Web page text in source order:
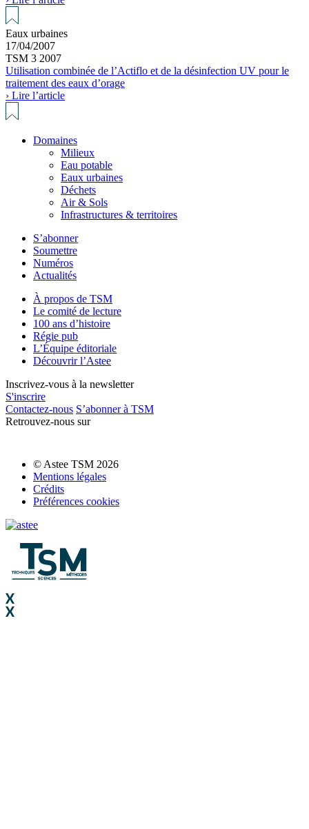
Eaux urbaines
17/04/2007
TSM 3 2007
Utilisation combinée de l’Actiflo et de la désinfection UV pour le
traitement des eaux d’orage
› Lire l’article
Domaines
Milieux
Eau potable
Eaux urbaines
Déchets
Air & Sols
Infrastructures & territoires
S’abonner
Soumettre
Numéros
Actualités
À propos de TSM
Le comité de lecture
100 ans d’histoire
Régie pub
L’Équipe éditoriale
Découvrir l’Astee
Inscrivez-vous à la newsletter
S'inscrire
Contactez-nous S’abonner à TSM
Retrouvez-nous sur
© Astee TSM 2026
Mentions légales
Crédits
Préférences cookies